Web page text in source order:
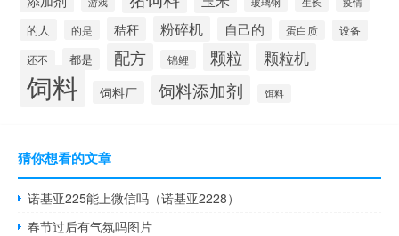
的人 的是 秸秆 粉碎机 自己的 蛋白质 设备
还不 都是 配方 锦鲤 颗粒 颗粒机
饲料 饲料厂 饲料添加剂 饵料
猜你想看的文章
诺基亚225能上微信吗（诺基亚2228）
春节过后有气氛吗图片